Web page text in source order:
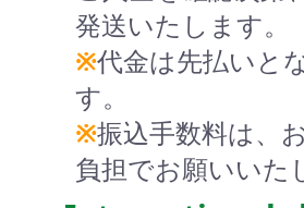
発送いたします。
※代金は先払いと
す。
※振込手数料は、
負担でお願いいた